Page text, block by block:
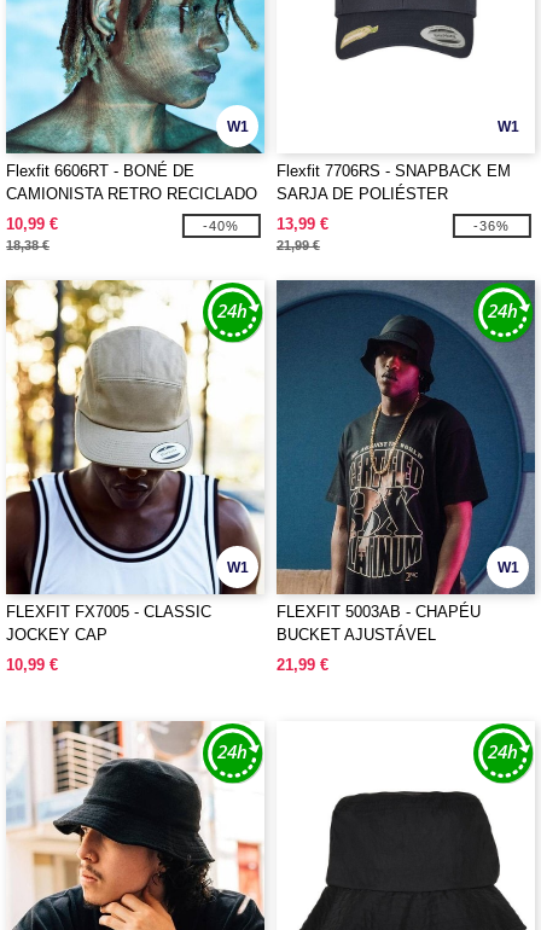
W1
Flexfit 6606RT - BONÉ DE
CAMIONISTA RETRO RECICLADO
CLASSICS 2-TONE
10,99 €
18,38 €
-40%
W1
Flexfit 7706RS - SNAPBACK EM
SARJA DE POLIÉSTER
RECICLADO
13,99 €
21,99 €
-36%
W1
FLEXFIT FX7005 - CLASSIC
JOCKEY CAP
10,99 €
W1
FLEXFIT 5003AB - CHAPÉU
BUCKET AJUSTÁVEL
21,99 €